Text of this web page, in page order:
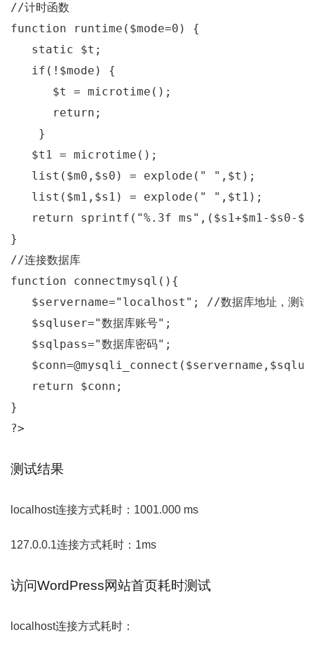
//计时函数
function runtime ( $mode=0 )
{
static $t ;
if (! $mode )
{
      $t
= microtime ();
return ;
}
   $t1
= microtime ();
   list
( $m0 , $s0 ) = explode ( " " , $t );
   list
( $m1 , $s1 ) = explode ( " " , $t1 );
return sprintf ( "%.3f ms" ,( $s1+$m1- $s0-
}
//连接数据库
function connectmysql (){
   $servername
="localhost" ;
//数据库地址，测
   $sqluser
="数据库账号" ;
   $sqlpass
="数据库密码" ;
   $conn
=@mysqli_connect ( $servername ,
return $conn ;
}
?>
测试结果
localhost连接方式耗时：1001.000 ms
127.0.0.1连接方式耗时：1ms
访问WordPress网站首页耗时测试
localhost连接方式耗时：